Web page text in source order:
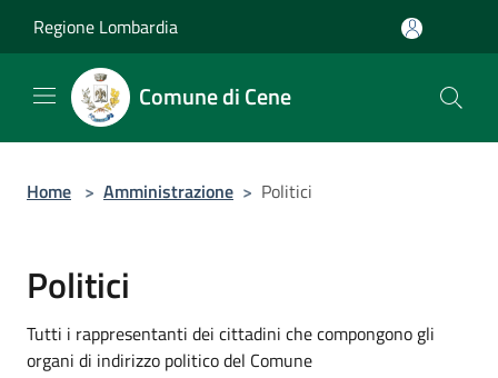
Regione Lombardia
Comune di Cene
Home > Amministrazione > Politici
Politici
Tutti i rappresentanti dei cittadini che compongono gli
organi di indirizzo politico del Comune